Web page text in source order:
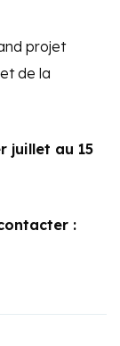
projet
de la
juillet au 15
: